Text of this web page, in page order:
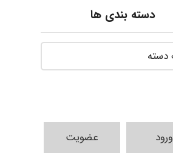
دسته بندی ها
ورود عضویت